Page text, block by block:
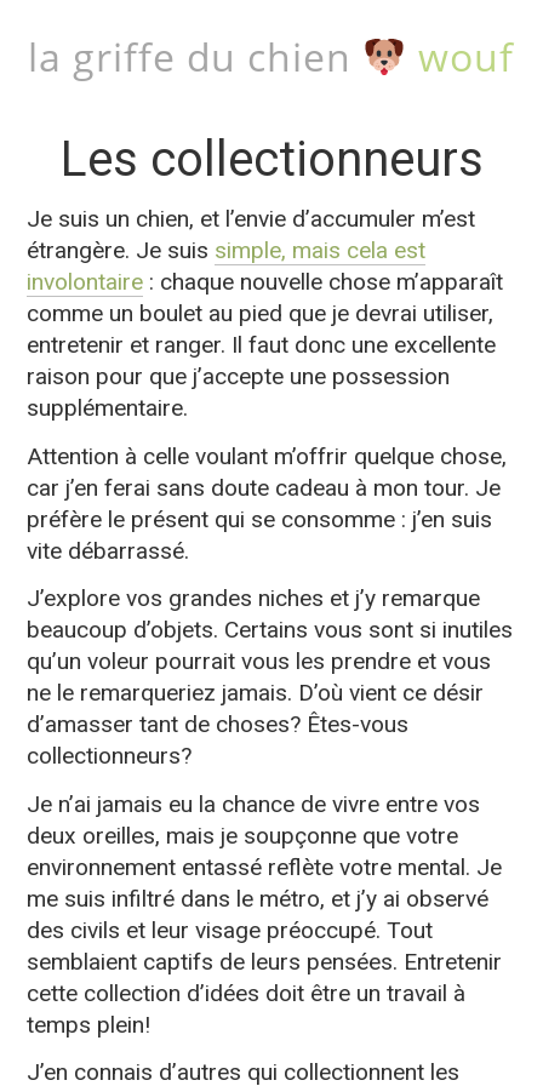
la griffe du chien wouf
Les collectionneurs
Je suis un chien, et l’envie d’accumuler m’est
étrangère. Je suis simple, mais cela est
involontaire : chaque nouvelle chose m’apparaît
comme un boulet au pied que je devrai utiliser,
entretenir et ranger. Il faut donc une excellente
raison pour que j’accepte une possession
supplémentaire.
Attention à celle voulant m’offrir quelque chose,
car j’en ferai sans doute cadeau à mon tour. Je
préfère le présent qui se consomme : j’en suis
vite débarrassé.
J’explore vos grandes niches et j’y remarque
beaucoup d’objets. Certains vous sont si inutiles
qu’un voleur pourrait vous les prendre et vous
ne le remarqueriez jamais. D’où vient ce désir
d’amasser tant de choses? Êtes-vous
collectionneurs?
Je n’ai jamais eu la chance de vivre entre vos
deux oreilles, mais je soupçonne que votre
environnement entassé reflète votre mental. Je
me suis infiltré dans le métro, et j’y ai observé
des civils et leur visage préoccupé. Tout
semblaient captifs de leurs pensées. Entretenir
cette collection d’idées doit être un travail à
temps plein!
J’en connais d’autres qui collectionnent les